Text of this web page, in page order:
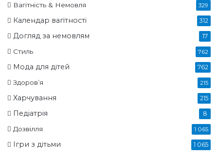
Вагітність & Немовля 329
Календар вагітності 312
Догляд за немовлям 17
Стиль 762
Мода для дітей 762
Здоров’я 215
Харчування 215
Педіатрія 8
Дозвілля 1 065
Ігри з дітьми 1 065